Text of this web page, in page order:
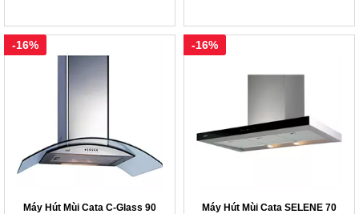
Máy Hút Mùi Cata C-Glass 90
-16%
Máy Hút Mùi Cata SELENE 70
-16%